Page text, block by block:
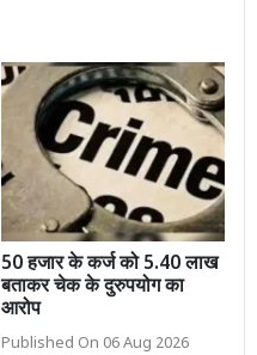
50 हजार के कर्ज को 5.40 लाख
बताकर चेक के दुरुपयोग का
आरोप
Published On 06 Aug 2026